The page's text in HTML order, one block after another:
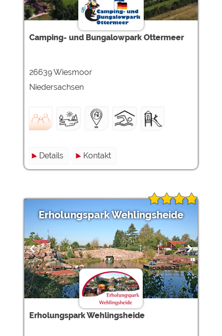
Camping- und Bungalowpark Ottermeer
26639 Wiesmoor
Niedersachsen
Details Kontakt
Erholungspark Wehlingsheide
Erholungspark Wehlingsheide